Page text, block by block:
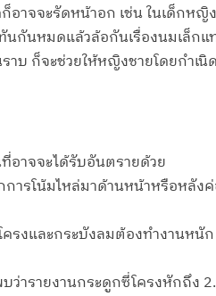
าจจะรัดหน้าอก เช่น ในเด็กหญิ
นกันหมดแล้วล้อกันเรื่องนมเล็ก
บ ก็จะช่วยให้หญิงชายโดยกำเ
อาจจะได้รับอันตรายด้วย
ารโน้มไหล่มาด้านหน้าหรือหลัง
รงและกระบังลมต้องทำงานหนั
ารายงานกระดูกซี่โครงหักถึง